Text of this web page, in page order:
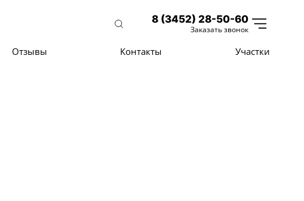
8 (3452) 28-50-60
Заказать звонок
Отзывы Контакты Участки